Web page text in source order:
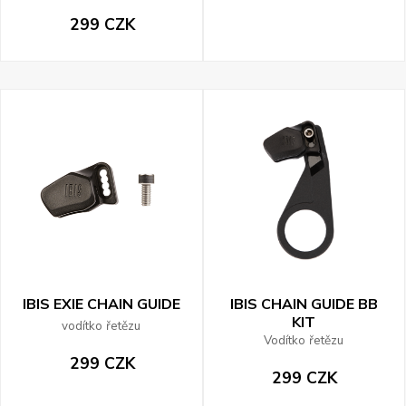
299 CZK
IBIS EXIE CHAIN GUIDE
vodítko řetězu
299 CZK
IBIS CHAIN GUIDE BB
KIT
Vodítko řetězu
299 CZK